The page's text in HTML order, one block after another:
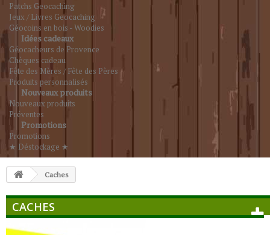
Patchs Geocaching
Jeux / Livres Geocaching
Géocoins en bois - Woodies
Idées cadeaux
Géocacheurs de Provence
Chèques cadeau
Fête des Mères / Fête des Pères
Produits personnalisés
Nouveaux produits
Nouveaux produits
Préventes
Promotions
Promotions
★ Déstockage ★
Caches
CACHES